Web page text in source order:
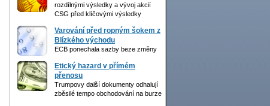
rozdílnými výsledky a vývoj akcií
CSG před klíčovými výsledky
Varování před ropným šokem z
Blízkého východu
ECB ponechala sazby beze změny
Etický hazard v přímém
přenosu
Trumpovy další dokumenty odhalují
zběsilé tempo obchodování na burze